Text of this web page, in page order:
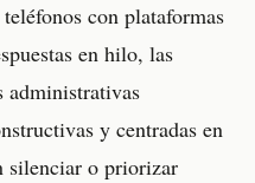
con plataformas
en hilo, las
administrativas
y centradas en
silenciar o priorizar